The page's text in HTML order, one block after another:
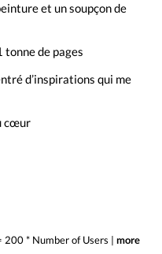
et un soupçon de
tonne de pages
d’inspirations qui me
cœur
200 * Number of Users | more